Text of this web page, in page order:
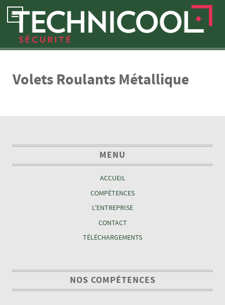
Volets Roulants Métallique
MENU
ACCUEIL
COMPÉTENCES
L'ENTREPRISE
CONTACT
TÉLÉCHARGEMENTS
NOS COMPÉTENCES